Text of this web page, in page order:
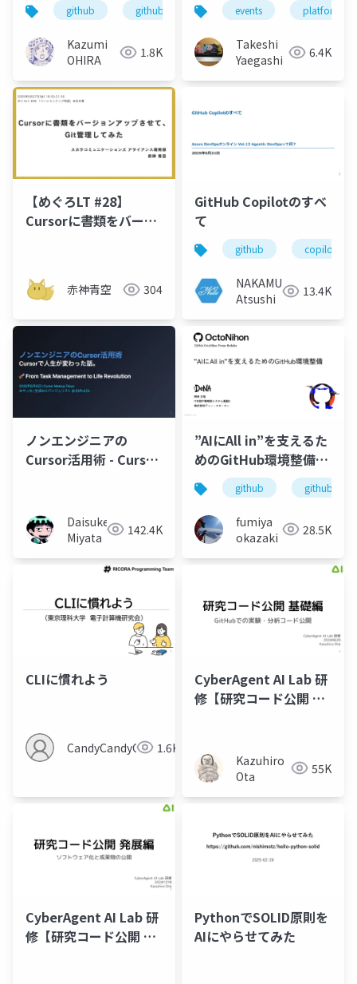
GitHub dockyardコミ
ュニティ
github github dockyard vscodejp
Kazumi
OHIRA
1.8K
エンジニアリングの実
践領域
events platform-
Takeshi
Yaegashi
6.4K
【めぐろLT #28】
Cursorに書類をバージ
赤神青空 304
GitHub Copilotのすべ
て
github copilot
NAKAMURA
Atsushi
13.4K
ノンエンジニアの
Cursor活用術 - Cursor
Daisuke
Miyata
142.4K
”AIにAll in”を支えるた
めのGitHub環境整備
_GitHub
OctoNihon@odaiba
github github
fumiya
okazaki
28.5K
CLIに慣れよう
CandyCandyCandy1.6K
CyberAgent AI Lab 研
修【研究コード公開 基
Kazuhiro
Ota
55K
CyberAgent AI Lab 研
修【研究コード公開 発
PythonでSOLID原則を
AIにやらせてみた